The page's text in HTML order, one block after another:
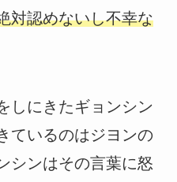
対認めないし不幸な
しにきたギョンシン
ているのはジヨンの
シンはその言葉に怒